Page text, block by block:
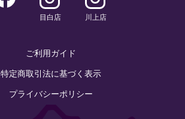
目白店 川上店
ご利用ガイド
特定商取引法に基づく表示
プライバシーポリシー